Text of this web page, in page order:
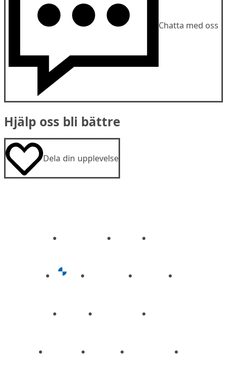
Chatta med oss
Hjälp oss bli bättre
Dela din upplevelse